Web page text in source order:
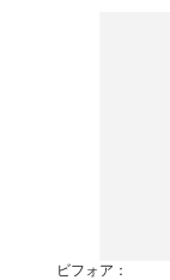
ビフォア：